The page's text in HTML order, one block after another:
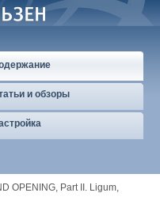
и обзоры
OPENING, Part II. Ligum,